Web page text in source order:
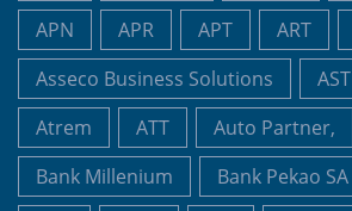
APN
APR APT ART
Asseco Business Solutions
AST
Atrem
ATT Auto Partner,
Bank Millenium
Bank Pekao SA